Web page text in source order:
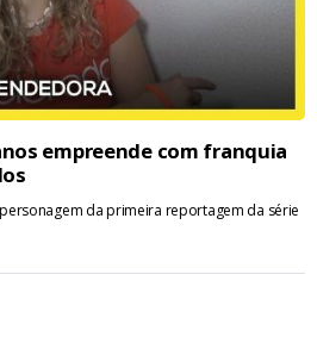
empreende com franquia
da primeira reportagem da série